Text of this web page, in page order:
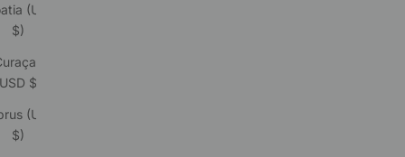
(USD
$)
$)
(USD
$)